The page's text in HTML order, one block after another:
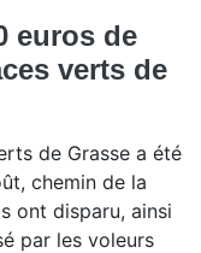
euros de
verts de
de Grasse a été
chemin de la
ont disparu, ainsi
par les voleurs